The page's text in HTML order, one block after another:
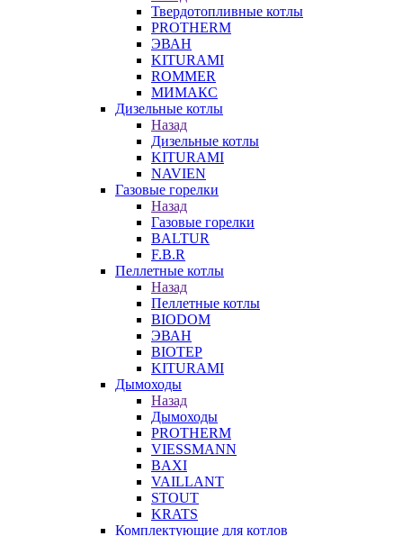
Твердотопливные котлы
PROTHERM
ЭВАН
KITURAMI
ROMMER
МИМАКС
Дизельные котлы
Назад
Дизельные котлы
KITURAMI
NAVIEN
Газовые горелки
Назад
Газовые горелки
BALTUR
F.B.R
Пеллетные котлы
Назад
Пеллетные котлы
BIODOM
ЭВАН
BIOTEP
KITURAMI
Дымоходы
Назад
Дымоходы
PROTHERM
VIESSMANN
BAXI
VAILLANT
STOUT
KRATS
Комплектующие для котлов